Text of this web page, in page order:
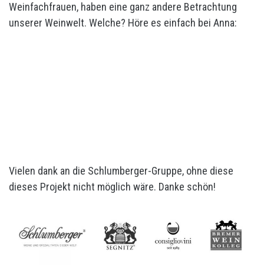
Weinfachfrauen, haben eine ganz andere Betrachtung
unserer Weinwelt. Welche? Höre es einfach bei Anna:
Vielen dank an die Schlumberger-Gruppe, ohne diese
dieses Projekt nicht möglich wäre. Danke schön!